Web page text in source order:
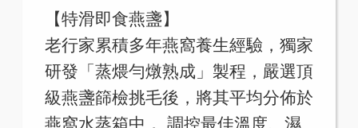
【特滑即食燕盞】
老行家累積多年燕窩養生經驗，獨家
研發「蒸煨勻燉熟成」製程，嚴選頂
級燕盞篩檢挑毛後，將其平均分佈於
燕窩水蒸箱中， 調控最佳溫度、濕